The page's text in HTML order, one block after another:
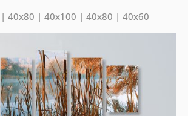
40x80 | 40x100 | 40x80 | 40x60